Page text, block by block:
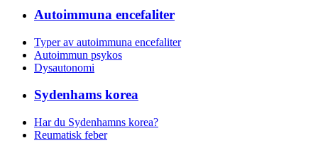
Autoimmuna encefaliter
Typer av autoimmuna encefaliter
Autoimmun psykos
Dysautonomi
Sydenhams korea
Har du Sydenhamns korea?
Reumatisk feber